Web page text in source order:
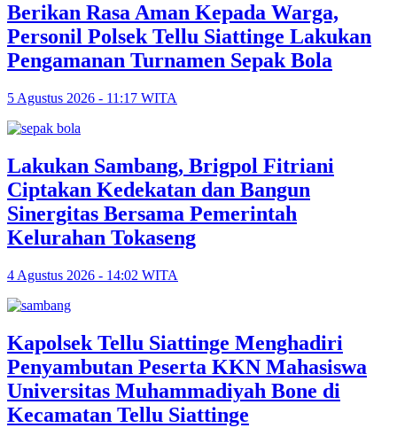
Berikan Rasa Aman Kepada Warga,
Personil Polsek Tellu Siattinge Lakukan
Pengamanan Turnamen Sepak Bola
5 Agustus 2026 - 11:17 WITA
Lakukan Sambang, Brigpol Fitriani
Ciptakan Kedekatan dan Bangun
Sinergitas Bersama Pemerintah
Kelurahan Tokaseng
4 Agustus 2026 - 14:02 WITA
Kapolsek Tellu Siattinge Menghadiri
Penyambutan Peserta KKN Mahasiswa
Universitas Muhammadiyah Bone di
Kecamatan Tellu Siattinge